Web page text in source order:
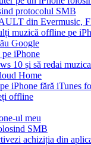
protocolul SMB
din Evermusic,
muzică offline pe
Google
iPhone
10 și să redai
Home
iPhone fără iTunes
offline
ul meu
SMB
achiziția din